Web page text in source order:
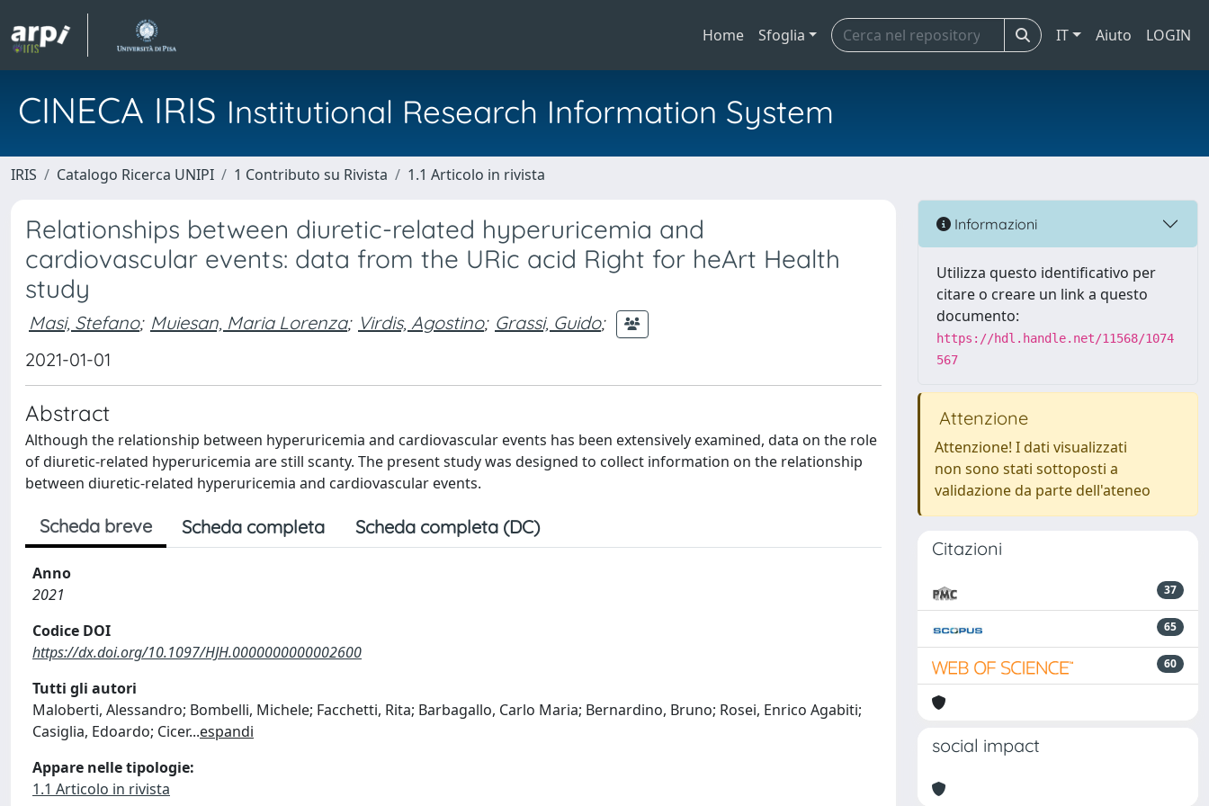
Home Sfoglia IT Aiuto LOGIN
CINECA IRIS Institutional Research Information System
IRIS Catalogo Ricerca UNIPI 1 Contributo su Rivista 1.1 Articolo in rivista
Relationships between diuretic-related hyperuricemia and
cardiovascular events: data from the URic acid Right for heArt Health
study
Masi, Stefano; Muiesan, Maria Lorenza; Virdis, Agostino; Grassi, Guido;
2021-01-01
Abstract
Although the relationship between hyperuricemia and cardiovascular events has been extensively examined, data on the role
of diuretic-related hyperuricemia are still scanty. The present study was designed to collect information on the relationship
between diuretic-related hyperuricemia and cardiovascular events.
Scheda breve Scheda completa Scheda completa (DC)
Anno
2021
Codice DOI
https://dx.doi.org/10.1097/HJH.0000000000002600
Tutti gli autori
Maloberti, Alessandro; Bombelli, Michele; Facchetti, Rita; Barbagallo, Carlo Maria; Bernardino, Bruno; Rosei, Enrico Agabiti;
Casiglia, Edoardo; Cicer...espandi
Appare nelle tipologie:
1.1 Articolo in rivista
Informazioni
Utilizza questo identificativo per
citare o creare un link a questo
documento:
https://hdl.handle.net/11568/1074
567
Attenzione
Attenzione! I dati visualizzati
non sono stati sottoposti a
validazione da parte dell'ateneo
Citazioni
37
65
60
social impact